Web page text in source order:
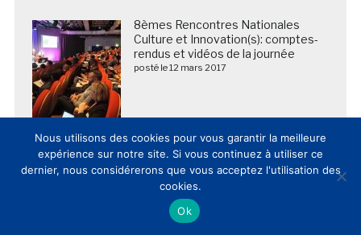
8èmes Rencontres Nationales
Culture et Innovation(s): comptes-
rendus et vidéos de la journée
posté le 12 mars 2017
Top 40 musées et monuments
français Facebook / Twitter /
Instagram (03/04/2017) et bilan
depuis le 1er janvier 2017
posté le 3 avril 2017
Nous utilisons des cookies pour vous garantir la meilleure
expérience sur notre site. Si vous continuez à utiliser ce
dernier, nous considérerons que vous acceptez l'utilisation des
cookies.
Ok